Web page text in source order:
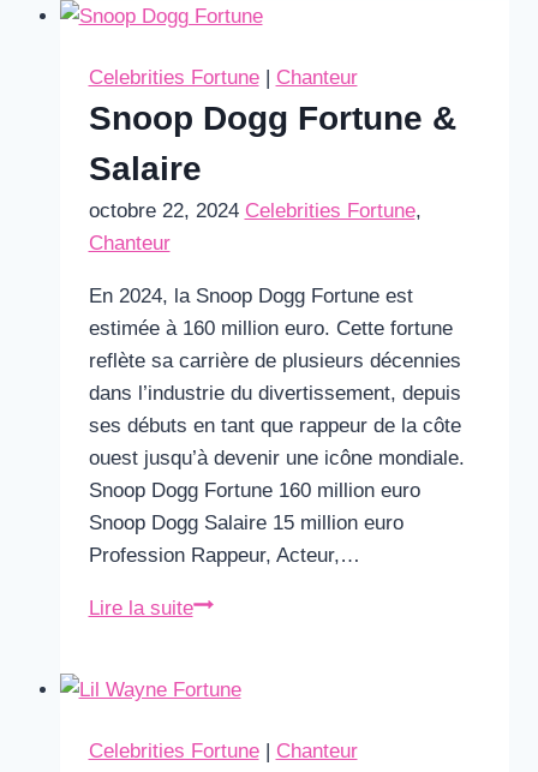
Celebrities Fortune| Chanteur
Snoop Dogg Fortune &
Salaire
octobre 22, 2024 Celebrities Fortune,
Chanteur
En 2024, la Snoop Dogg Fortune est
estimée à 160 million euro. Cette fortune
reflète sa carrière de plusieurs décennies
dans l’industrie du divertissement, depuis
ses débuts en tant que rappeur de la côte
ouest jusqu’à devenir une icône mondiale.
Snoop Dogg Fortune 160 million euro
Snoop Dogg Salaire 15 million euro
Profession Rappeur, Acteur,…
Lire la suiteSnoop
&
Celebrities Fortune| Chanteur